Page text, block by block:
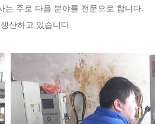
주로 다음 분야를 전문으로 합니다.
산하고 있습니다.